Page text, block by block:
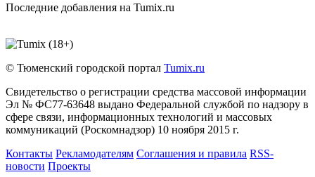
Последние добавления на Tumix.ru
© Тюменский городской портал Tumix.ru
Свидетельство о регистрации средства массовой информации
Эл № ФС77-63648 выдано Федеральной службой по надзору в
сфере связи, информационных технологий и массовых
коммуникаций (Роскомнадзор) 10 ноября 2015 г.
Контакты Рекламодателям Соглашения и правила RSS-
новости Проекты